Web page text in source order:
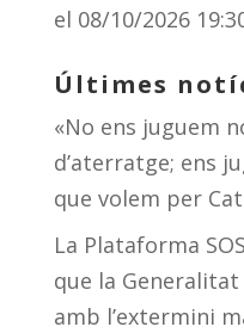
el 08/10/2026
Últimes
«No ens juguem
d’aterratge; ens
que volem per
La Plataforma
que la
amb l’extermini